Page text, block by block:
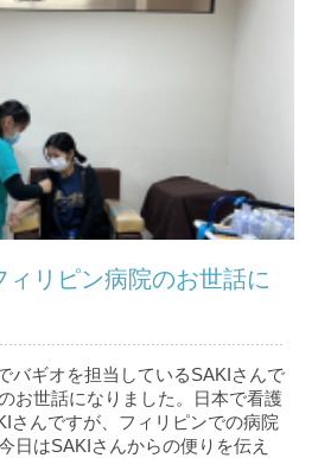
ィリピン病院のお世話に
バギオを担当しているSAKIさんで
お世話になりました。日本で看護
さんですが、フィリピンでの病院
日はSAKIさんからの便りを伝え